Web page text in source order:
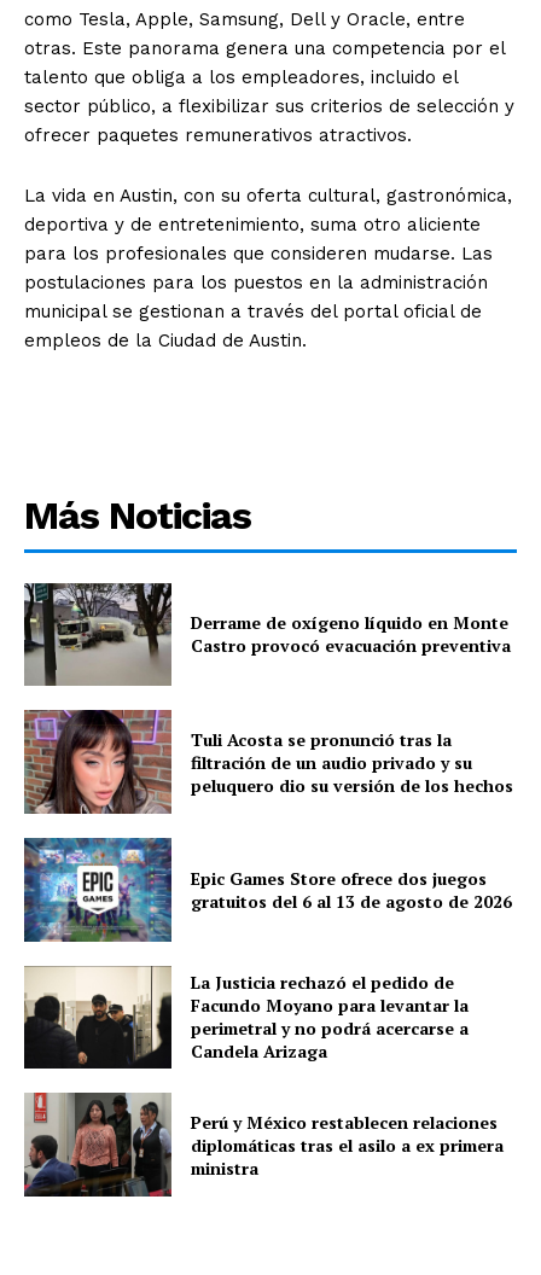
como Tesla, Apple, Samsung, Dell y Oracle, entre
otras. Este panorama genera una competencia por el
talento que obliga a los empleadores, incluido el
sector público, a flexibilizar sus criterios de selección y
ofrecer paquetes remunerativos atractivos.
La vida en Austin, con su oferta cultural, gastronómica,
deportiva y de entretenimiento, suma otro aliciente
para los profesionales que consideren mudarse. Las
postulaciones para los puestos en la administración
municipal se gestionan a través del portal oficial de
empleos de la Ciudad de Austin.
Más Noticias
Derrame de oxígeno líquido en Monte
Castro provocó evacuación preventiva
Tuli Acosta se pronunció tras la
filtración de un audio privado y su
peluquero dio su versión de los hechos
Epic Games Store ofrece dos juegos
gratuitos del 6 al 13 de agosto de 2026
La Justicia rechazó el pedido de
Facundo Moyano para levantar la
perimetral y no podrá acercarse a
Candela Arizaga
Perú y México restablecen relaciones
diplomáticas tras el asilo a ex primera
ministra